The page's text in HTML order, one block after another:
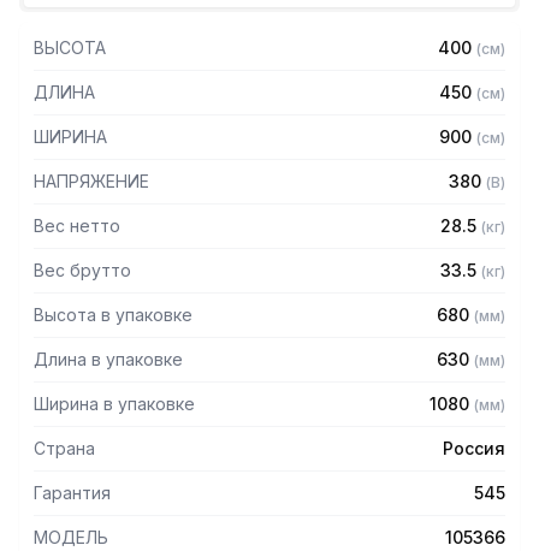
нее, что минимизирует риски ожогов.
Особенности:
1,2 мм
— Борт высотой 100 мм
— Мощность передней конфорки 3,5 кВт, задней конфорки
ВЫСОТА 400 (см)
ДЛИНА 450 (см)
ШИРИНА 900 (см)
НАПРЯЖЕНИЕ 380 (В)
Вес нетто 28.5 (кг)
Вес брутто 33.5 (кг)
Высота в упаковке 680 (мм)
Длина в упаковке 630 (мм)
Ширина в упаковке 1080 (мм)
Страна Россия
Гарантия 545
МОДЕЛЬ 105366